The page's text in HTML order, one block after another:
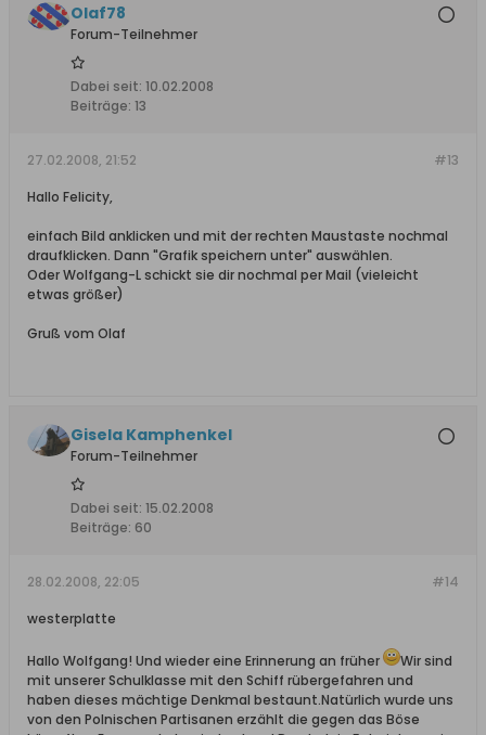
Olaf78
Forum-Teilnehmer
Dabei seit: 10.02.2008
Beiträge: 13
#13
27.02.2008, 21:52
Hallo Felicity,
einfach Bild anklicken und mit der rechten Maustaste nochmal
draufklicken. Dann "Grafik speichern unter" auswählen.
Oder Wolfgang-L schickt sie dir nochmal per Mail (vieleicht
etwas größer)
Gruß vom Olaf
Gisela Kamphenkel
Forum-Teilnehmer
Dabei seit: 15.02.2008
Beiträge: 60
#14
28.02.2008, 22:05
westerplatte
Hallo Wolfgang! Und wieder eine Erinnerung an früher
Wir sind
mit unserer Schulklasse mit den Schiff rübergefahren und
haben dieses mächtige Denkmal bestaunt.Natürlich wurde uns
von den Polnischen Partisanen erzählt die gegen das Böse